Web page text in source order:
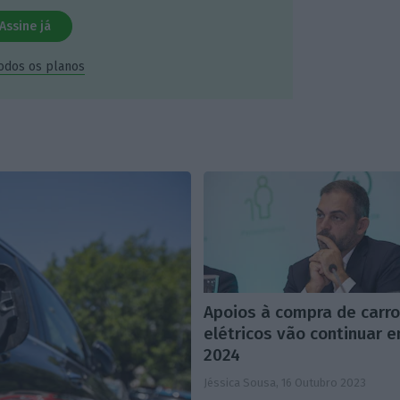
Assine já
os planos
Apoios à compra de
elétricos vão continuar
2024
Jéssica Sousa, 16 Outubro 2023